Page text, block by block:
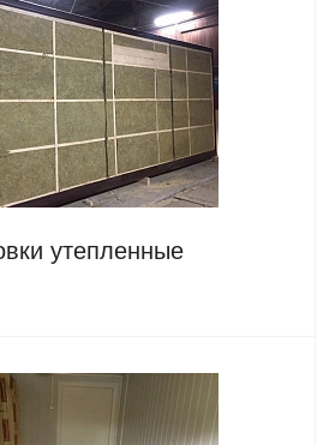
утепленные